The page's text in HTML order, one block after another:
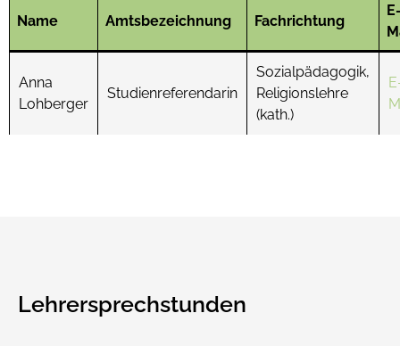
Name Amtsbezeichnung Fachrichtung
Anna
Lohberger
Studienreferendarin
Sozialpädagogik,
Religionslehre
(kath.)
Lehrersprechstunden